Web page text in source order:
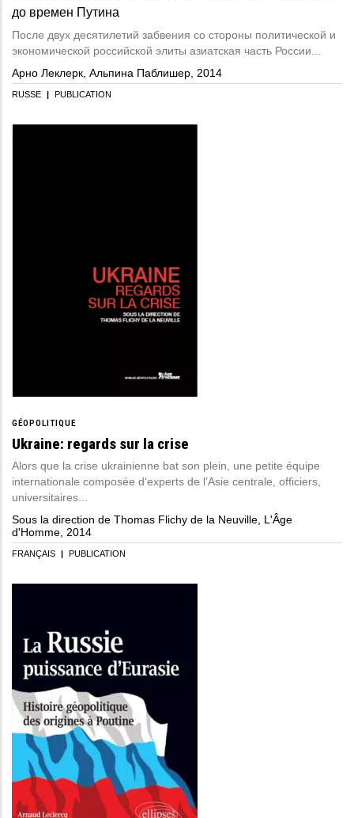
до времен Путина
После двух десятилетий забвения со стороны политической и
экономической российской элиты азиатская часть России...
Арно Леклерк, Альпина Паблишер, 2014
RUSSE | PUBLICATION
GÉOPOLITIQUE
Ukraine: regards sur la crise
Alors que la crise ukrainienne bat son plein, une petite équipe
internationale composée d’experts de l’Asie centrale, officiers,
universitaires...
Sous la direction de Thomas Flichy de la Neuville, L'Âge
d'Homme, 2014
FRANÇAIS | PUBLICATION